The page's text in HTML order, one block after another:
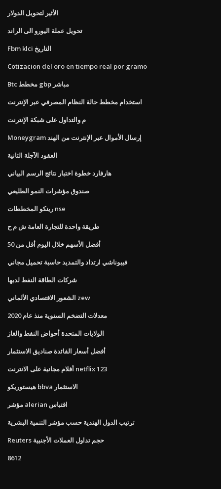
الأثير لتحويل الدولار
تحويل عملة اليورو الى الراند
Fbm klci التاريخ
Cotizacion del oro en tiempo real por gramo
Btc مخطط gbp مباشر
استخدام مخطط حالة النظام المصرفي عبر الإنترنت
م والتداول على شبكة الإنترنت
Moneygram إرسال الأموال عبر الإنترنت من الهند
العقود الآجلة الثانية
هارفارد خطوة اختبار نتائج الرسم البياني
صندوق مؤشرات النمو الطليعي
رينكو المخططات nse
طريقة واحدة للتجارة العامة ش م ح
أفضل الأسهم خلال اليوم أقل من 50
فيبوناشي ارتداد والتمديد حاسبة تحميل مجاني
شركات الطاقة النفط لديها
الشعور الاقتصادي الألماني zew
معدلات التضخم السنوية منذ عام 2020
الولايات المتحدة أحواض النفط والغاز
أفضل أسعار الفائدة صناديق الاستثمار
أفلام مجانية على الانترنت netflix 123
هيستوريكو bbva الاستثمار
مؤشر alerian اقتباس
ترتيب الدول الهندية حسب مؤشر التنمية البشرية
Reuters حجم تداول العملات الأجنبية
8612